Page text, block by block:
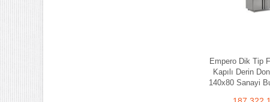
Empero Dik Tip
Kapılı Derin
140x80 Sanayi